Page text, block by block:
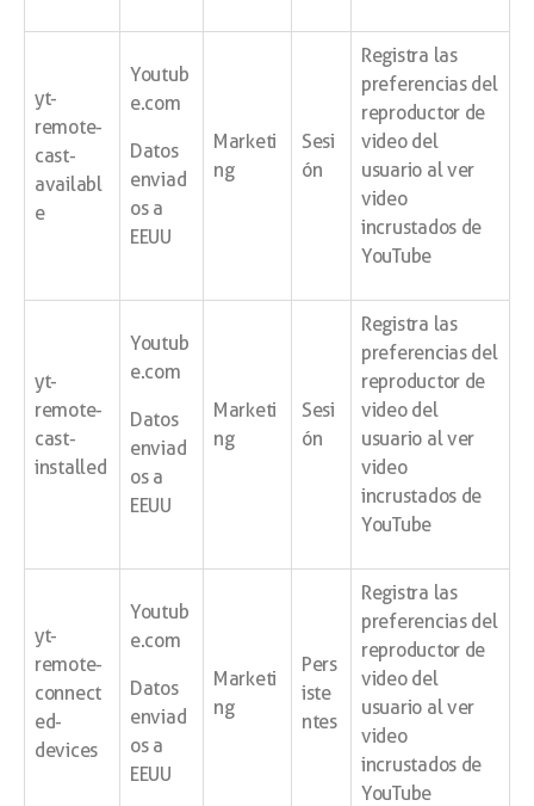
yt-
remote-
cast-
availabl
e
Youtub
e.com
Datos
enviad
os a
EEUU
Marketi
ng
Sesi
ón
Registra las
preferencias del
reproductor de
video del
usuario al ver
video
incrustados de
YouTube
yt-
remote-
cast-
installed
Youtub
e.com
Datos
enviad
os a
EEUU
Marketi
ng
Sesi
ón
Registra las
preferencias del
reproductor de
video del
usuario al ver
video
incrustados de
YouTube
yt-
remote-
connect
ed-
devices
Youtub
e.com
Datos
enviad
os a
EEUU
Marketi
ng
Pers
iste
ntes
Registra las
preferencias del
reproductor de
video del
usuario al ver
video
incrustados de
YouTube